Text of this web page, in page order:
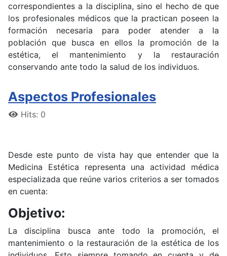
correspondientes a la disciplina, sino el hecho de que
los profesionales médicos que la practican poseen la
formación necesaria para poder atender a la
población que busca en ellos la promoción de la
estética, el mantenimiento y la restauración
conservando ante todo la salud de los individuos.
Aspectos Profesionales
Hits: 0
Desde este punto de vista hay que entender que la
Medicina Estética representa una actividad médica
especializada que reúne varios criterios a ser tomados
en cuenta:
Objetivo:
La disciplina busca ante todo la promoción, el
mantenimiento o la restauración de la estética de los